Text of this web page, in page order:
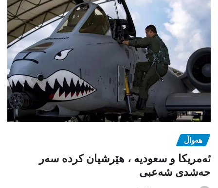
هەواڵ
ئەمریکا و سعودیە ، هێرشیان کردە سەر
حەشدی شەعبی